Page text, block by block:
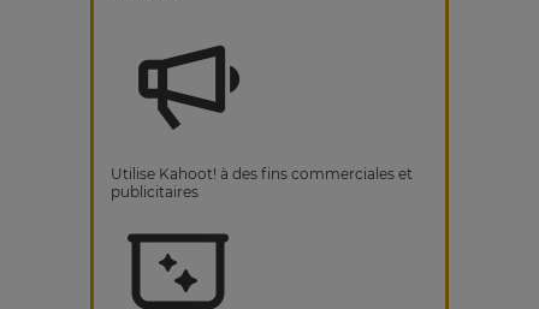
Utilise Kahoot! à des fins commerciales et
publicitaires